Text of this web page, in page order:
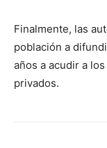
Finalmente, las
población a
años a acudir a
privados.